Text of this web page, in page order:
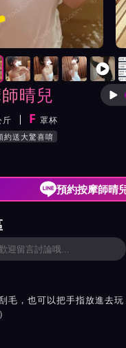
晴兒
斤 F 罩杯
務風格與特色
約送大驚喜唷
屬按摩會館
預約按摩師晴
與影片介紹及客戶評價
毛，也可以把手指放進去玩